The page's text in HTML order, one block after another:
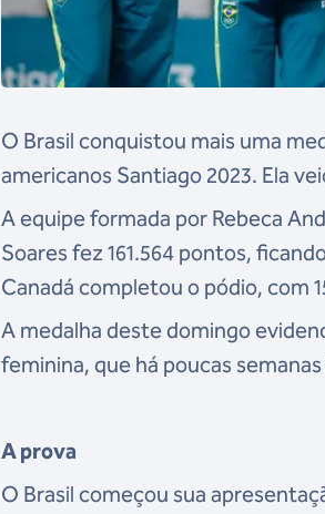
O Brasil conquistou mais uma
americanos Santiago 2023. Ela
A equipe formada por Rebeca
Soares fez 161.564 pontos,
Canadá completou o pódio, com
A medalha deste domingo
feminina, que há poucas
A prova
O Brasil começou sua